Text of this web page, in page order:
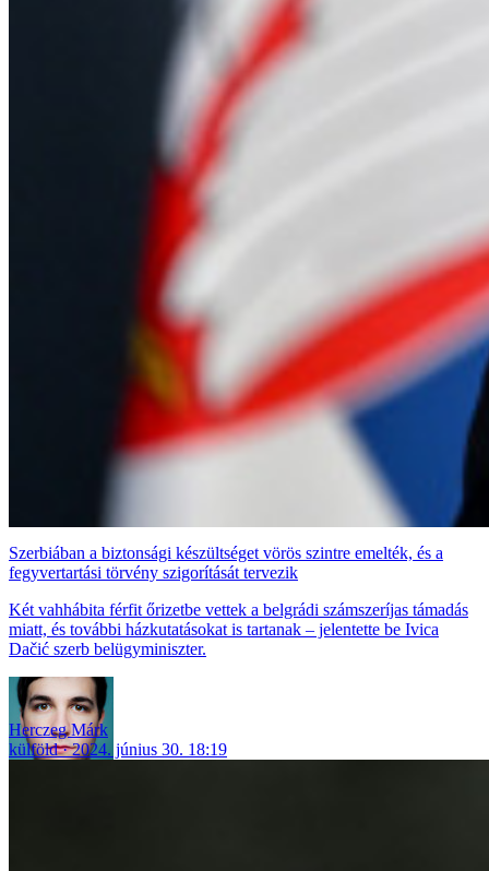
Szerbiában a biztonsági készültséget vörös szintre emelték, és a
fegyvertartási törvény szigorítását tervezik
Két vahhábita férfit őrizetbe vettek a belgrádi számszeríjas támadás
miatt, és további házkutatásokat is tartanak – jelentette be Ivica
Dačić szerb belügyminiszter.
Herczeg Márk
külföld
2024. június 30. 18:19